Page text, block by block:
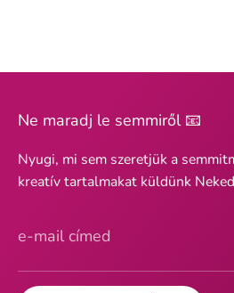
Ne maradj le semmiről 📧
Nyugi, mi sem szeretjük a
kreatív tartalmakat küldünk
e-mail címed